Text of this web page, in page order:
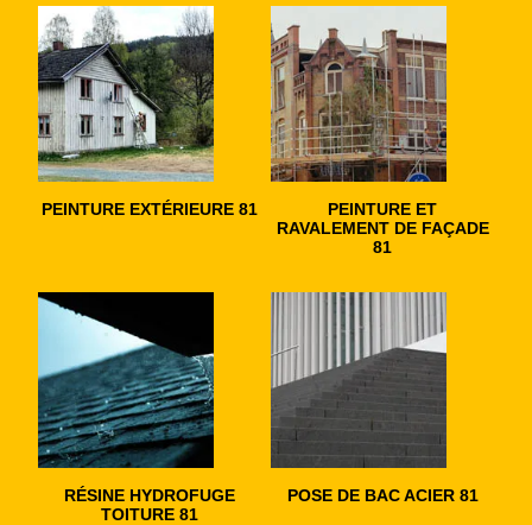
PEINTURE EXTÉRIEURE 81
PEINTURE ET
RAVALEMENT DE FAÇADE
81
RÉSINE HYDROFUGE
TOITURE 81
POSE DE BAC ACIER 81